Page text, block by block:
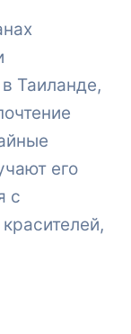
Таиланде,
его
с